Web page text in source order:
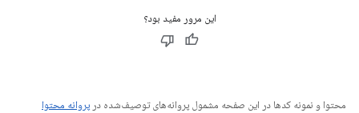
این مرور مفید بود؟
محتوا و نمونه کدها در این صفحه مشمول پروانه‌های توصیف‌شده در پروانه محتوا